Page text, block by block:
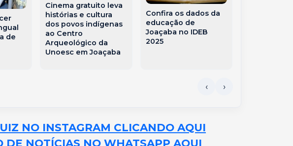
de
Cinema gratuito leva
histórias e cultura
dos povos indígenas
ao Centro
Arqueológico da
Unoesc em Joaçaba
Confira os dados da
educação de
Joaçaba no IDEB
2025
NO INSTAGRAM CLICANDO AQUI
DE NOTÍCIAS NO WHATSAPP AQUI